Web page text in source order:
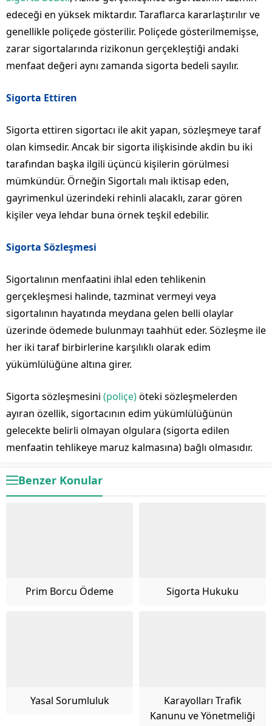
edeceği en yüksek miktardır. Taraflarca kararlaştırılır ve
genellikle poliçede gösterilir. Poliçede gösterilmemişse,
zarar sigortalarında rizikonun gerçekleştiği andaki
menfaat değeri aynı zamanda sigorta bedeli sayılır.
Sigorta Ettiren
Sigorta ettiren sigortacı ile akit yapan, sözleşmeye taraf
olan kimsedir. Ancak bir sigorta ilişkisinde akdin bu iki
tarafından başka ilgili üçüncü kişilerin görülmesi
mümkündür. Örneğin Sigortalı malı iktisap eden,
gayrimenkul üzerindeki rehinli alacaklı, zarar gören
kişiler veya lehdar buna örnek teşkil edebilir.
Sigorta Sözleşmesi
Sigortalının menfaatini ihlal eden tehlikenin
gerçekleşmesi halinde, tazminat vermeyi veya
sigortalının hayatında meydana gelen belli olaylar
üzerinde ödemede bulunmayı taahhüt eder. Sözleşme ile
her iki taraf birbirlerine karşılıklı olarak edim
yükümlülüğüne altına girer.
Sigorta sözleşmesini (poliçe)öteki sözleşmelerden
ayıran özellik, sigortacının edim yükümlülüğünün
gelecekte belirli olmayan olgulara (sigorta edilen
menfaatin tehlikeye maruz kalmasına) bağlı olmasıdır.
Benzer Konular
Prim Borcu Ödeme Sigorta Hukuku
Yasal Sorumluluk
Karayolları Trafik
Kanunu ve Yönetmeliği